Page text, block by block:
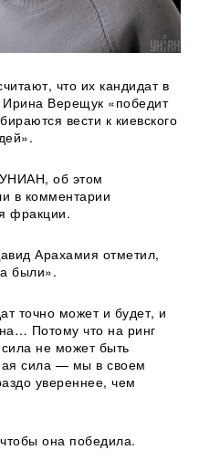
что их кандидат в
Верещук «победит
вести к киевского
УНИАН, об этом
в комментарии
фракции.
Арахамия отметил,
были».
точно может и будет, и
Потому что на ринг
не может быть
сила — мы в своем
увереннее, чем
она победила.